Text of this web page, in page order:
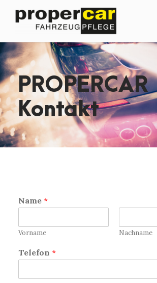
PROPERCAR
Kontakt
Name *
Vorname Nachname
Telefon *